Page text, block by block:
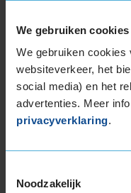
We gebruiken
We gebruiken cookies
websiteverkeer, het
social media) en het
advertenties. Meer
privacyverklaring.
Noodzakelijk
Hoe kan ik
Hoe kies ik
Waarom zijn
Wat kosten
kan ik kiezen?